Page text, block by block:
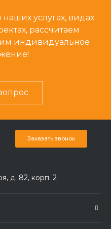
услугах, видах
рассчитаем
индивидуальное
Заказать звонок
д. 82, корп. 2